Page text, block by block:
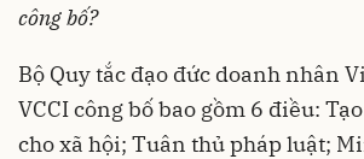
công bố?
Bộ Quy tắc đạo đức doanh nhân
VCCI công bố bao gồm 6 điều:
cho xã hội; Tuân thủ pháp luật;